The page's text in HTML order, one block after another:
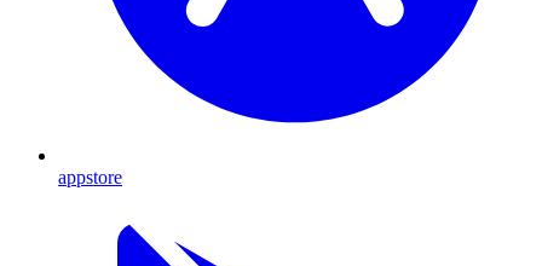
appstore